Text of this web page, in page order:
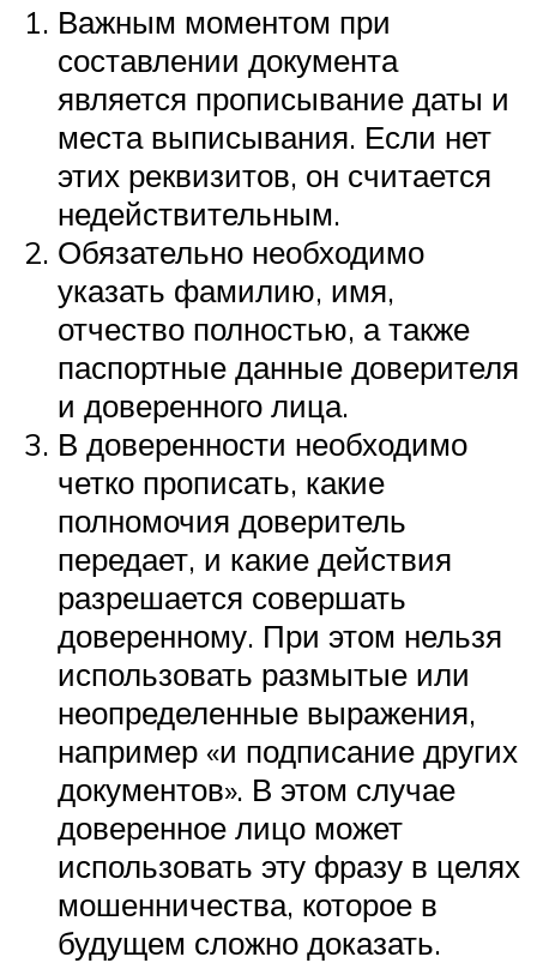
Важным моментом при
составлении документа
является прописывание даты и
места выписывания. Если нет
этих реквизитов, он считается
недействительным.
Обязательно необходимо
указать фамилию, имя,
отчество полностью, а также
паспортные данные доверителя
и доверенного лица.
В доверенности необходимо
четко прописать, какие
полномочия доверитель
передает, и какие действия
разрешается совершать
доверенному. При этом нельзя
использовать размытые или
неопределенные выражения,
например «и подписание других
документов». В этом случае
доверенное лицо может
использовать эту фразу в целях
мошенничества, которое в
будущем сложно доказать.